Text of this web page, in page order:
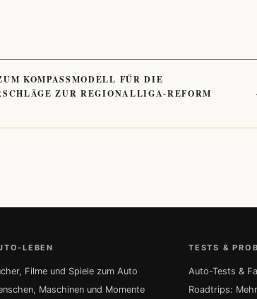
KOMPASSMODELL FÜR DIE
ZUR REGIONALLIGA-REFORM
LEBEN
Filme und Spiele zum Auto
Maschinen und Momente
TESTS &
Auto-Tests &
Roadtrips: